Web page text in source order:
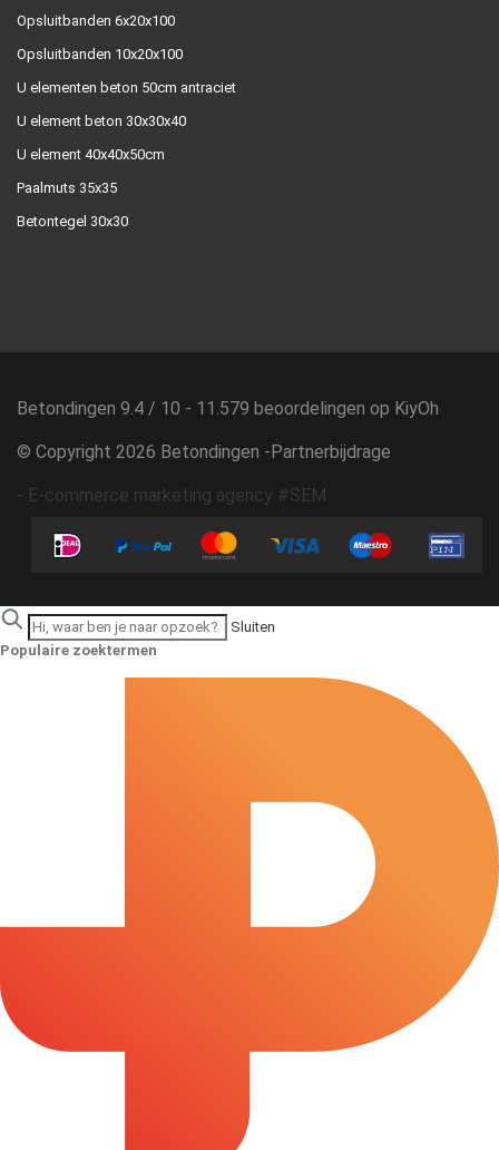
Opsluitbanden 6x20x100
Opsluitbanden 10x20x100
U elementen beton 50cm antraciet
U element beton 30x30x40
U element 40x40x50cm
Paalmuts 35x35
Betontegel 30x30
Betondingen 9.4 / 10 - 11.579 beoordelingen op KiyOh
© Copyright 2026 Betondingen - Partnerbijdrage
- E-commerce marketing agency #SEM
Sluiten
Populaire zoektermen